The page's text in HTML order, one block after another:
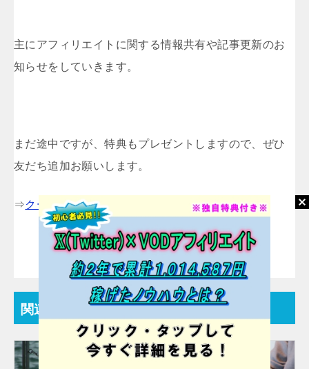
主にアフィリエイトに関する情報共有や記事更新のお
知らせをしていきます。
まだ途中ですが、特典もプレゼントしますので、ぜひ
友だち追加お願いします。
⇒クーのLINE＠の登録はこちら
関連記事